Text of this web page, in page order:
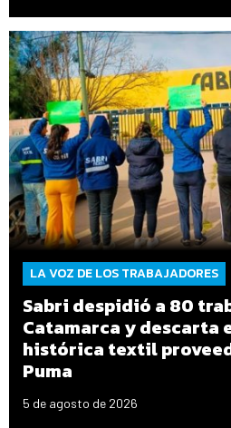
LA VOZ DE LOS TRABAJADORES
Sabri despidió a 80
Catamarca y descarta
histórica textil
Puma
5 de agosto de 2026